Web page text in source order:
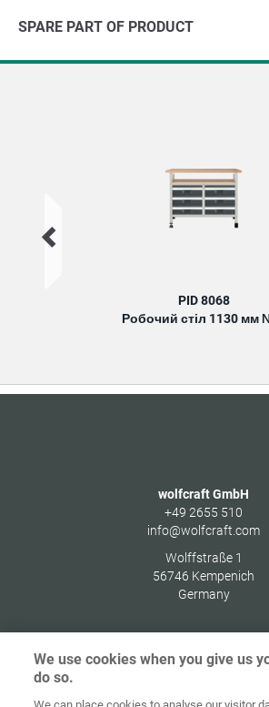
SPARE PART OF PRODUCT
PID 8068
Робочий стіл 1130 мм
wolfcraft GmbH
+49 2655 510
info@wolfcraft.com
Wolffstraße 1
56746 Kempenich
Germany
сторінка Контакт Вихідні
We use cookies when you give us
do so.